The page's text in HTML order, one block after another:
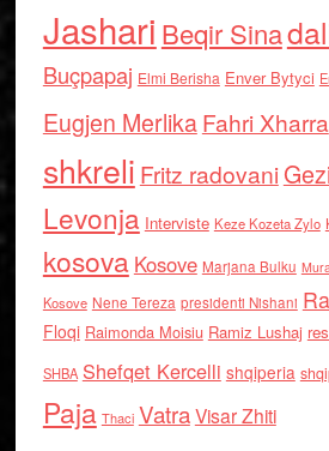
Jashari Beqir Sina
Buçpapaj Elmi Berisha Enver Bytyci
Eugjen MerlikaFahri Xharra
shkreli Fritz radovani
Levonja Interviste Keze Kozeta Zylo
kosova Kosove Marjana Bulku
Kosove Nene Tereza presidenti Nishani
Floqi Raimonda Moisiu Ramiz Lushaj
SHBA Shefqet Kercelli shqiperia
Paja Thaci VatraVisar Zhiti